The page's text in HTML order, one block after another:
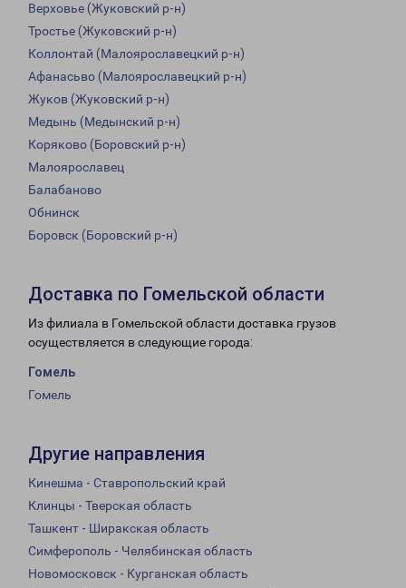
Верховье (Жуковский р-н)
Тростье (Жуковский р-н)
Коллонтай (Малоярославецкий р-н)
Афанасьво (Малоярославецкий р-н)
Жуков (Жуковский р-н)
Медынь (Медынский р-н)
Коряково (Боровский р-н)
Малоярославец
Балабаново
Обнинск
Боровск (Боровский р-н)
Доставка по Гомельской области
Из филиала в Гомельской области доставка грузов
осуществляется в следующие города:
Гомель
Гомель
Другие направления
Кинешма - Ставропольский край
Клинцы - Тверская область
Ташкент - Ширакская область
Симферополь - Челябинская область
Новомосковск - Курганская область